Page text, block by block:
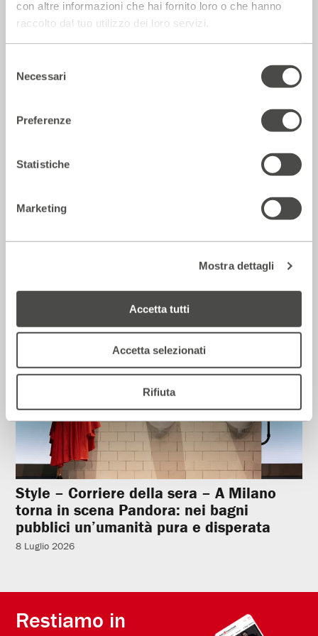
con altre informazioni che hai fornito loro o che hanno
raccolto dal tuo utilizzo dei loro servizi.
delNecessari
Preferenze
Statistiche
Marketing
Mostra dettagli
Accetta tutti
Accetta selezionati
Rifiuta
Rassegna Stampa
Corriere della sera – Io, tra Ferragni e
Style – Corriere della sera – A Milano
torna in scena Pandora: nei bagni
pubblici un’umanità pura e disperata
8 Luglio 2026
Restiamo in